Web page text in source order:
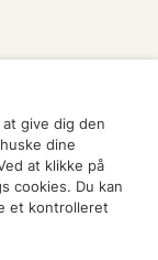
give dig den
dine
at klikke på
cookies. Du kan
et kontrolleret